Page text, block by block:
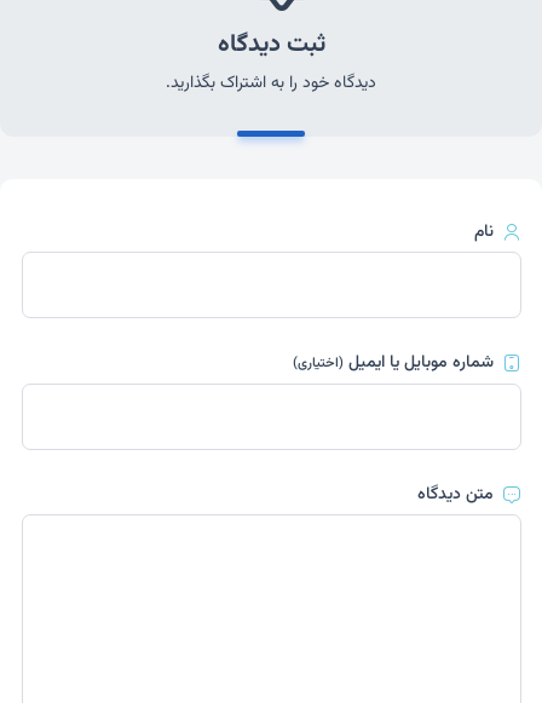
ثبت دیدگاه
دیدگاه خود را به اشتراک بگذارید.
نام
شماره موبایل یا ایمیل(اختیاری)
متن دیدگاه